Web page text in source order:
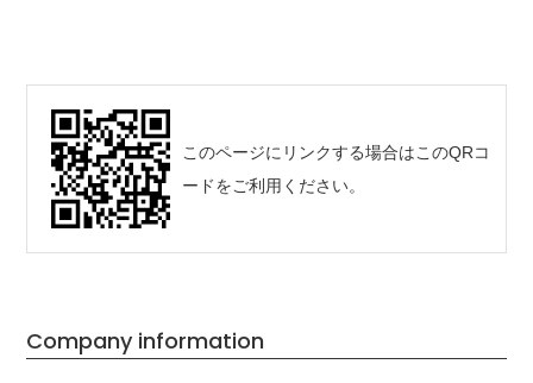
このページにリンクする場合はこのQRコ
ードをご利用ください。
Company information